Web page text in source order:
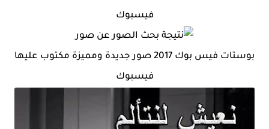
فيسبوك
بوستات فيس بوك 2017 صور جديدة ومميزة مكتوب عليها
فيسبوك